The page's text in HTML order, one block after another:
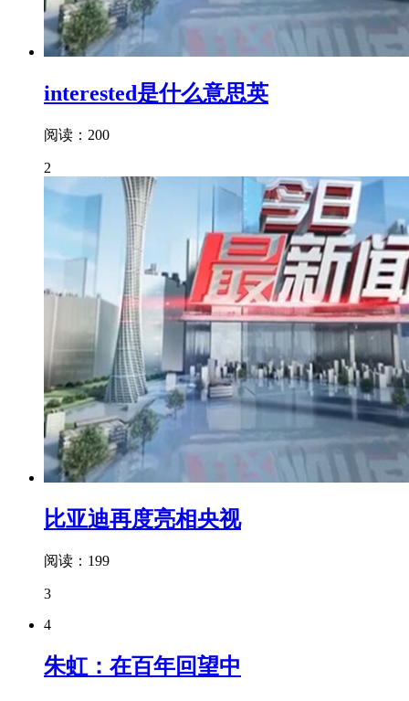
interested是什么意思英
阅读：200
2
比亚迪再度亮相央视
阅读：199
3
4
朱虹：在百年回望中